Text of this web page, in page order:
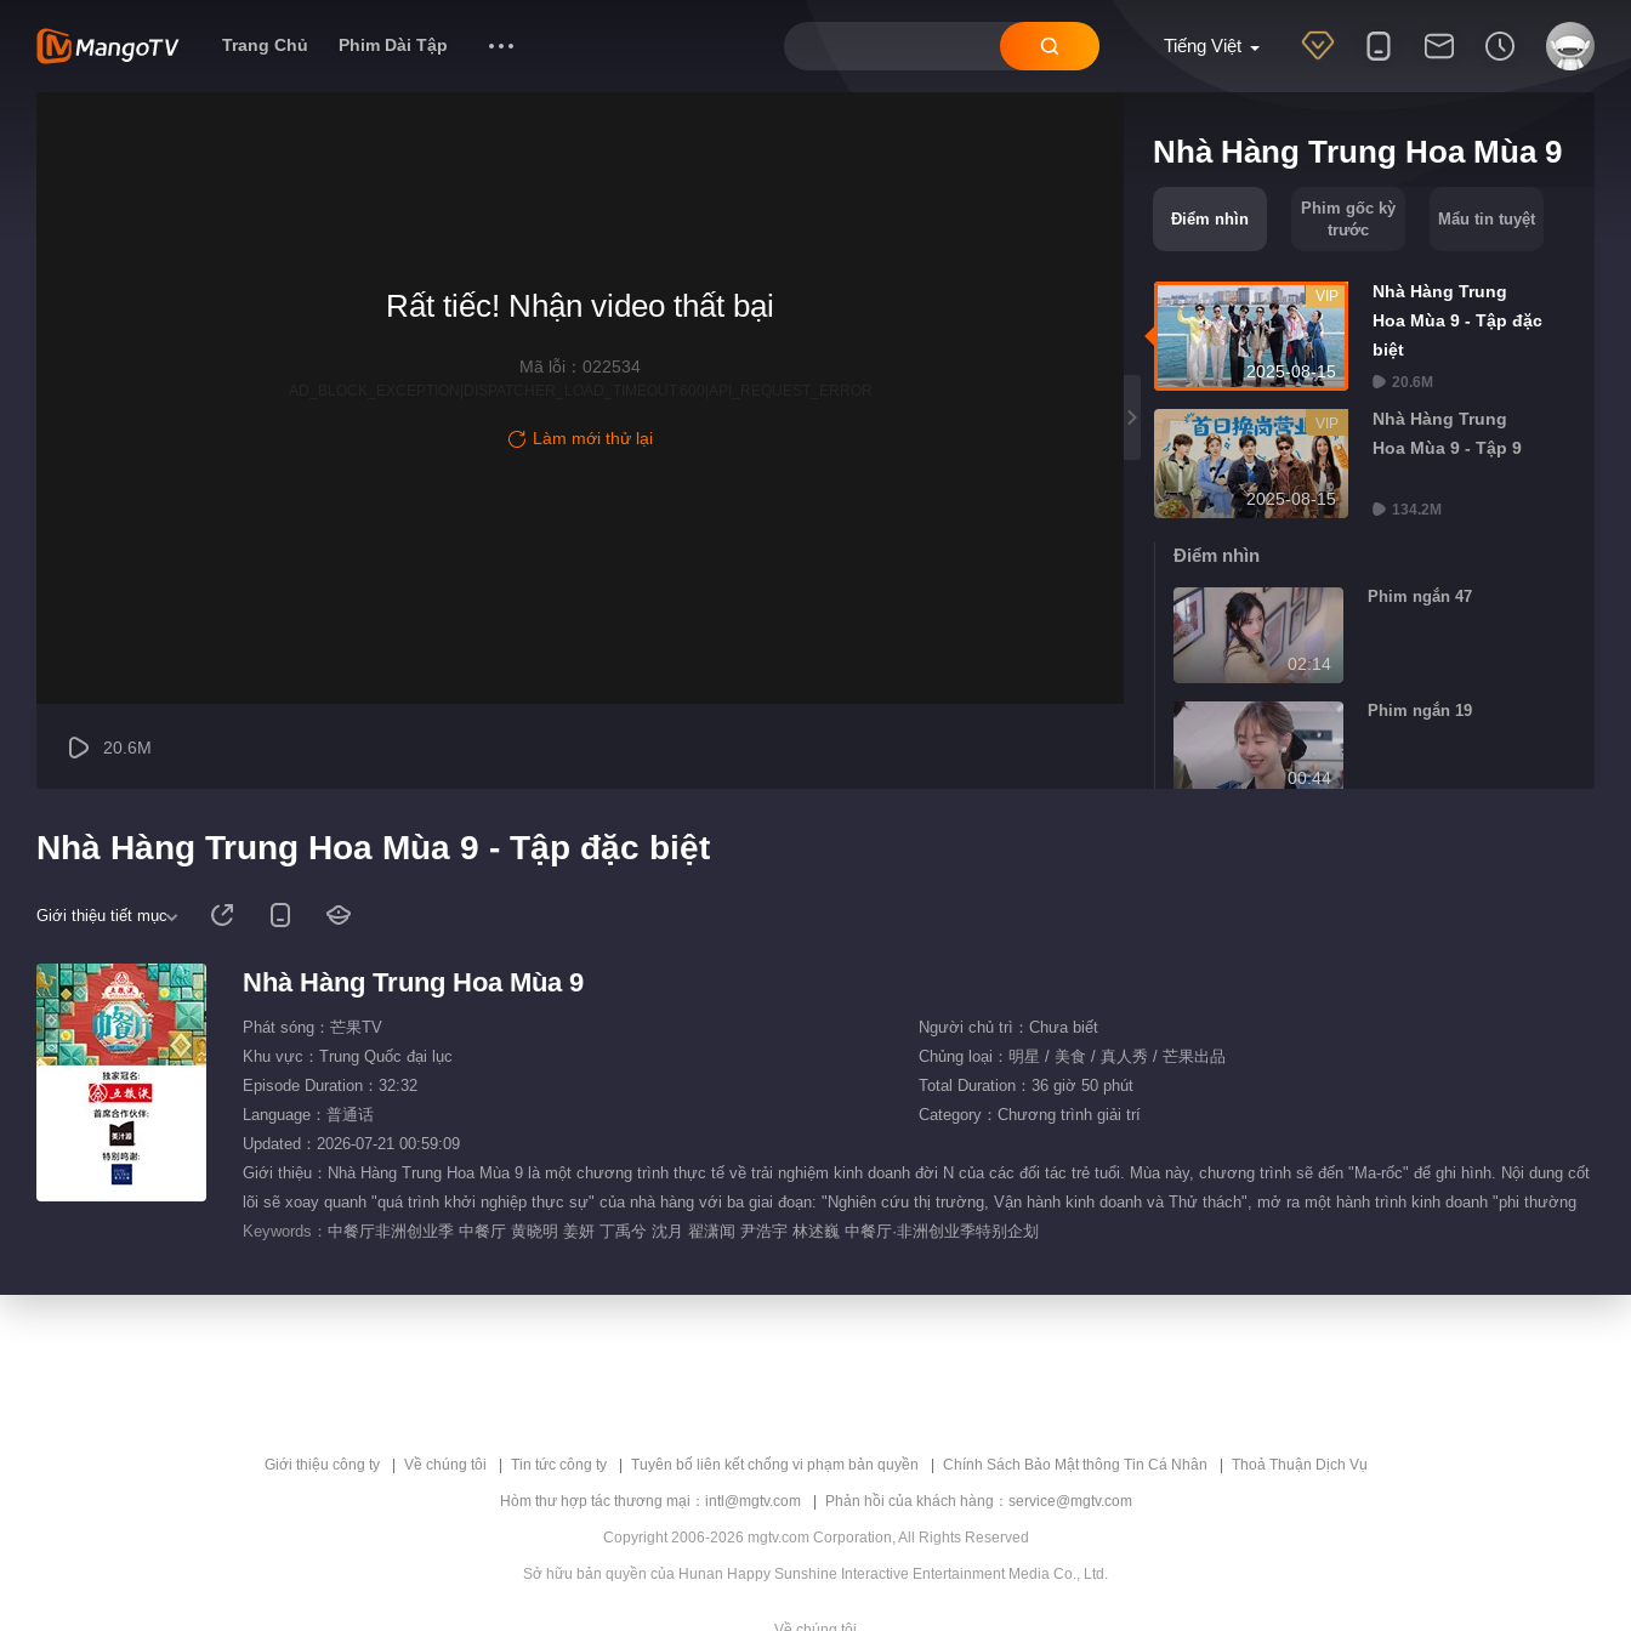
Tiếng Việt
Trang Chủ Phim Dài Tập
Nhà Hàng Trung Hoa Mùa 9
Điểm nhìn
Phim gốc kỳ
trước
Mẩu tin tuyệt
2025-08-15
VIP
Nhà Hàng Trung
Hoa Mùa 9 - Tập đặc
biệt
20.6M
2025-08-15
VIP
Nhà Hàng Trung
Hoa Mùa 9 - Tập 9
134.2M
Điểm nhìn
02:14
Phim ngắn 47
00:44
Phim ngắn 19
Biên tập giới thiệu
Rất tiếc! Nhận video thất bại
Mã lỗi：022534
Làm mới thử lại
20.6M
Nhà Hàng Trung Hoa Mùa 9 - Tập đặc biệt
Giới thiệu tiết mục
Nhà Hàng Trung Hoa Mùa 9
Phát sóng：芒果TV
Người chủ trì：Chưa biết
Khu vực：Trung Quốc đại lục
Chủng loại：明星 / 美食 / 真人秀 / 芒果出品
Episode Duration：32:32
Total Duration：36 giờ 50 phút
Language：普通话
Category：Chương trình giải trí
Updated：2026-07-21 00:59:09
Giới thiệu：Nhà Hàng Trung Hoa Mùa 9 là một chương trình thực tế về trải nghiệm kinh doanh đời N của các đối tác trẻ tuổi. Mùa này, chương trình sẽ đến "Ma-rốc" để ghi hình. Nội dung cốt
lõi sẽ xoay quanh "quá trình khởi nghiệp thực sự" của nhà hàng với ba giai đoạn: "Nghiên cứu thị trường, Vận hành kinh doanh và Thử thách", mở ra một hành trình kinh doanh "phi thường
Keywords： 中餐厅非洲创业季 中餐厅 黄晓明 姜妍 丁禹兮 沈月 翟潇闻 尹浩宇 林述巍 中餐厅·非洲创业季特别企划
Giới thiệu công ty Về chúng tôi Tin tức công ty Tuyên bố liên kết chống vi phạm bản quyền Chính Sách Bảo Mật thông Tin Cá Nhân Thoả Thuận Dịch Vụ
Hòm thư hợp tác thương mại：intl@mgtv.com Phản hồi của khách hàng：service@mgtv.com
Copyright 2006-2026 mgtv.com Corporation, All Rights Reserved
Sở hữu bản quyền của Hunan Happy Sunshine Interactive Entertainment Media Co., Ltd.